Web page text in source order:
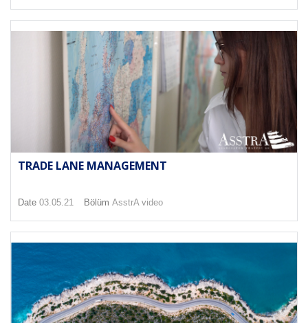
TRADE LANE MANAGEMENT
Date 03.05.21 Bölüm AsstrA video